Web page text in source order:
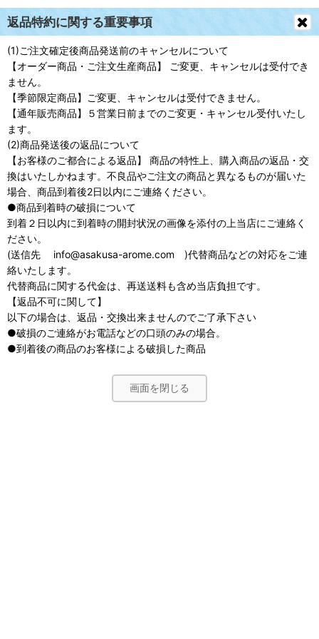
返品特約に関する重要事項
(1)ご注文確定後商品発送前のキャンセルについて
【オーダー商品・ご注文生産商品】 ご変更、キャンセルは受付でき
ません。
【季節限定商品】ご変更、キャンセルは受付できません。
【通年販売商品】５営業日前までのご変更・キャンセル受付いたし
ます。
(2)商品発送後の返品について
【お客様のご都合による返品】 商品の特性上、購入商品の返品・交
換はいたしかねます。不良品やご注文の商品と異なるものが届いた
場合、商品到着後2日以内にご連絡ください。
●商品到着時の破損について
到着２日以内に到着時の開封状況の画像を添付の上当店にご連絡く
ださい。
(送信先 info@asakusa-arome.com )代替商品などの対応をご連
絡いたします。
代替商品に関する代金は、再送送料も含め当店負担です。
【返品不可に関して】
以下の場合は、返品・交換出来ませんのでご了承下さい
●破損のご連絡がお電話などの口頭のみの場合。
●到着後の商品のお客様による破損した商品
画面を閉じる